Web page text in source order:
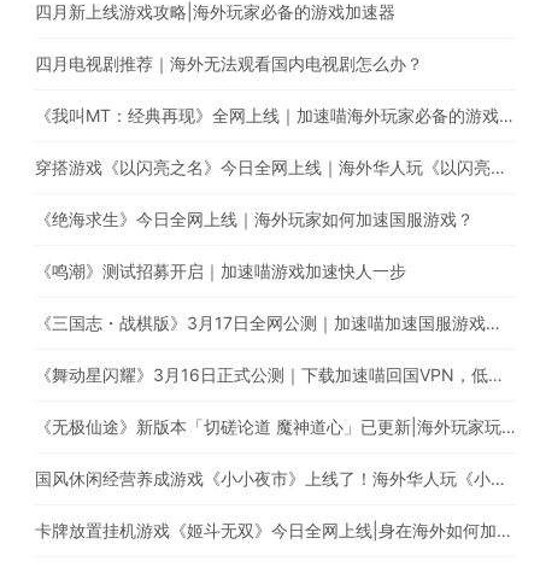
四月新上线游戏攻略|海外玩家必备的游戏加速器
四月电视剧推荐｜海外无法观看国内电视剧怎么办？
《我叫MT：经典再现》全网上线｜加速喵海外玩家必备的游戏加速器
穿搭游戏《以闪亮之名》今日全网上线｜海外华人玩《以闪亮之名》有延迟高卡顿问题怎么办？
《绝海求生》今日全网上线｜海外玩家如何加速国服游戏？
《鸣潮》测试招募开启｜加速喵游戏加速快人一步
《三国志・战棋版》3月17日全网公测｜加速喵加速国服游戏全网最快
《舞动星闪耀》3月16日正式公测｜下载加速喵回国VPN，低延迟无卡顿，提升游戏体验
《无极仙途》新版本「切磋论道 魔神道心」已更新|海外玩家玩国服遇上卡顿延迟高的情况怎么办?
国风休闲经营养成游戏《小小夜市》上线了！海外华人玩《小小夜市》有延迟高卡顿问题怎么办？
卡牌放置挂机游戏《姬斗无双》今日全网上线|身在海外如何加速国服游戏?